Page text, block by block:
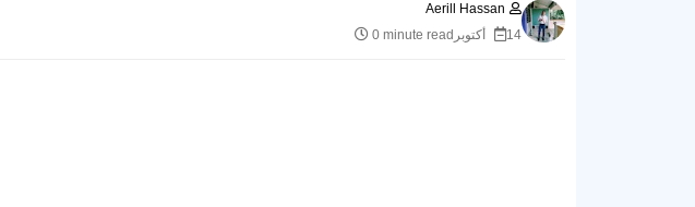
Aerill Hassan
14 أكتوبر
0 minute read